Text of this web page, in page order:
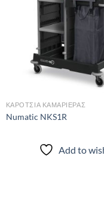
ΚΑΡΌΤΣΙΑ ΚΑΜΑΡΙΈΡΑΣ
Numatic NKS1R
Add to